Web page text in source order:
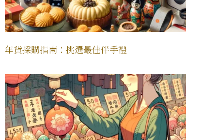
年貨採購指南：挑選最佳伴手禮